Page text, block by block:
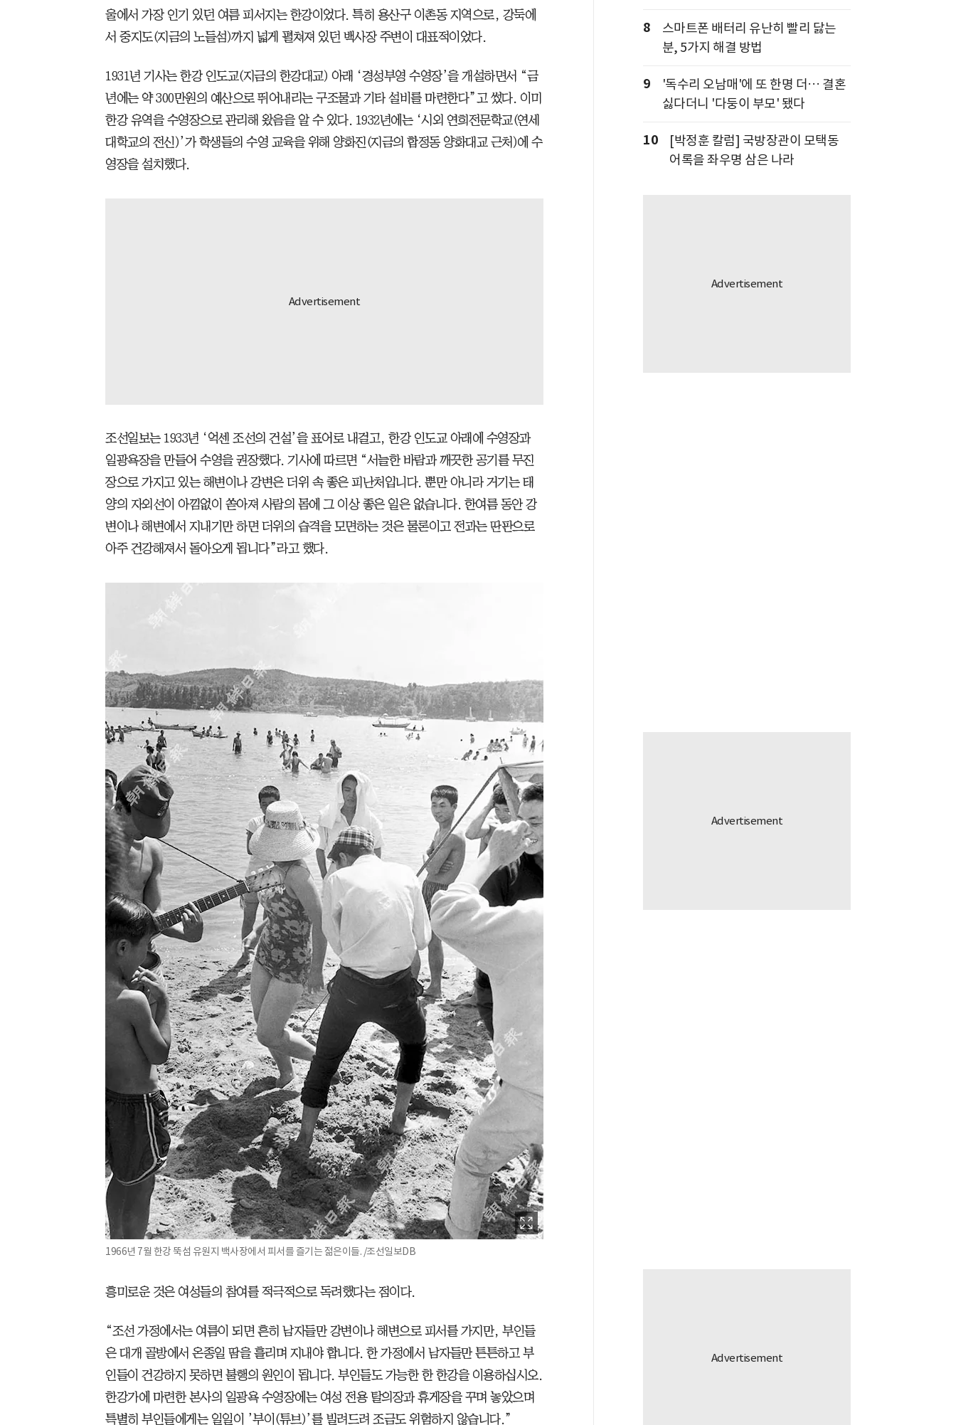
울에서 가장 인기 있던 여름 피서지는 한강이었다. 특히 용산구 이촌동 지역으로, 강둑에
서 중지도(지금의 노들섬)까지 넓게 펼쳐져 있던 백사장 주변이 대표적이었다.
1931년 기사는 한강 인도교(지금의 한강대교) 아래 ‘경성부영 수영장’을 개설하면서 “금
년에는 약 300만원의 예산으로 뛰어내리는 구조물과 기타 설비를 마련한다”고 썼다. 이미
한강 유역을 수영장으로 관리해 왔음을 알 수 있다. 1932년에는 ‘시외 연희전문학교(연세
대학교의 전신)’가 학생들의 수영 교육을 위해 양화진(지금의 합정동 양화대교 근처)에 수
영장을 설치했다.
조선일보는 1933년 ‘억센 조선의 건설’을 표어로 내걸고, 한강 인도교 아래에 수영장과
일광욕장을 만들어 수영을 권장했다. 기사에 따르면 “서늘한 바람과 깨끗한 공기를 무진
장으로 가지고 있는 해변이나 강변은 더위 속 좋은 피난처입니다. 뿐만 아니라 거기는 태
양의 자외선이 아낌없이 쏟아져 사람의 몸에 그 이상 좋은 일은 없습니다. 한여름 동안 강
변이나 해변에서 지내기만 하면 더위의 습격을 모면하는 것은 물론이고 전과는 딴판으로
아주 건강해져서 돌아오게 됩니다”라고 했다.
1966년 7월 한강 뚝섬 유원지 백사장에서 피서를 즐기는 젊은이들. /조선일보DB
흥미로운 것은 여성들의 참여를 적극적으로 독려했다는 점이다.
“조선 가정에서는 여름이 되면 흔히 남자들만 강변이나 해변으로 피서를 가지만, 부인들
은 대개 골방에서 온종일 땀을 흘리며 지내야 합니다. 한 가정에서 남자들만 튼튼하고 부
인들이 건강하지 못하면 불행의 원인이 됩니다. 부인들도 가능한 한 한강을 이용하십시오.
한강가에 마련한 본사의 일광욕 수영장에는 여성 전용 탈의장과 휴게장을 꾸며 놓았으며
특별히 부인들에게는 일일이 ’부이(튜브)’를 빌려드려 조금도 위험하지 않습니다.”
8
스마트폰 배터리 유난히 빨리 닳는
분, 5가지 해결 방법
9
'독수리 오남매'에 또 한명 더… 결혼
싫다더니 '다둥이 부모' 됐다
10
[박정훈 칼럼] 국방장관이 모택동
어록을 좌우명 삼은 나라